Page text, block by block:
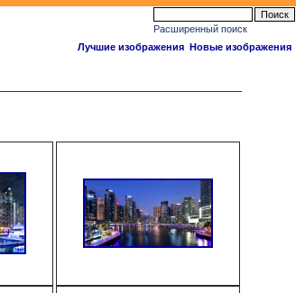
Расширенный поиск
Лучшие изображения Новые изображения